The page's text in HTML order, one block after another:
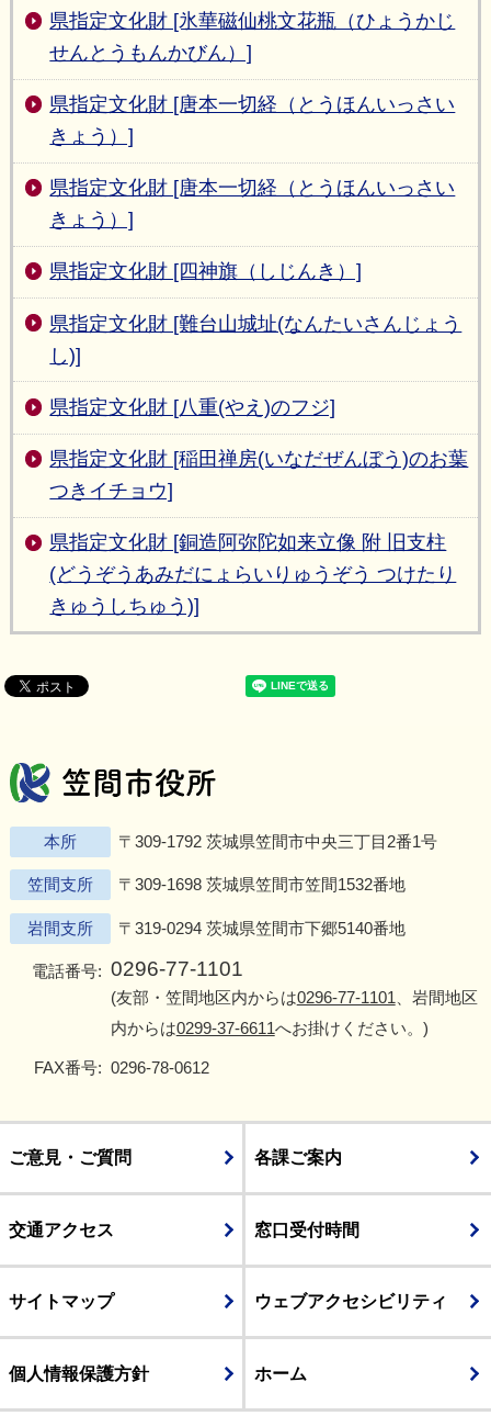
県指定文化財 [氷華磁仙桃文花瓶（ひょうかじ
せんとうもんかびん）]
県指定文化財 [唐本一切経（とうほんいっさい
きょう）]
県指定文化財 [唐本一切経（とうほんいっさい
きょう）]
県指定文化財 [四神旗（しじんき）]
県指定文化財 [難台山城址(なんたいさんじょう
し)]
県指定文化財 [八重(やえ)のフジ]
県指定文化財 [稲田禅房(いなだぜんぼう)のお葉
つきイチョウ]
県指定文化財 [銅造阿弥陀如来立像 附 旧支柱
(どうぞうあみだにょらいりゅうぞう つけたり
きゅうしちゅう)]
本所 〒309-1792 茨城県笠間市中央三丁目2番1号
笠間支所 〒309-1698 茨城県笠間市笠間1532番地
岩間支所 〒319-0294 茨城県笠間市下郷5140番地
電話番号: 0296-77-1101
(友部・笠間地区内からは0296-77-1101 、岩間地区
内からは0299-37-6611へお掛けください。)
FAX番号: 0296-78-0612
ご意見・ご質問 各課ご案内
交通アクセス 窓口受付時間
サイトマップ ウェブアクセシビリティ
個人情報保護方針 ホーム